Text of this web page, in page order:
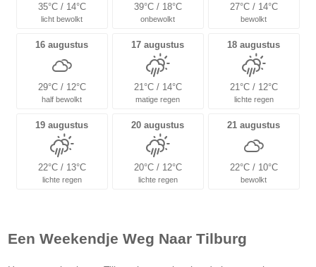
35°C / 14°C
licht bewolkt
39°C / 18°C
onbewolkt
27°C / 14°C
bewolkt
16 augustus
29°C / 12°C
half bewolkt
17 augustus
21°C / 14°C
matige regen
18 augustus
21°C / 12°C
lichte regen
19 augustus
22°C / 13°C
lichte regen
20 augustus
20°C / 12°C
lichte regen
21 augustus
22°C / 10°C
bewolkt
Een Weekendje Weg Naar Tilburg